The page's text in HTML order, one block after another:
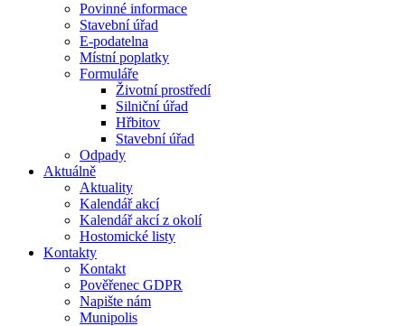
Povinné informace
Stavební úřad
E-podatelna
Místní poplatky
Formuláře
Životní prostředí
Silniční úřad
Hřbitov
Stavební úřad
Odpady
Aktuálně
Aktuality
Kalendář akcí
Kalendář akcí z okolí
Hostomické listy
Kontakty
Kontakt
Pověřenec GDPR
Napište nám
Munipolis